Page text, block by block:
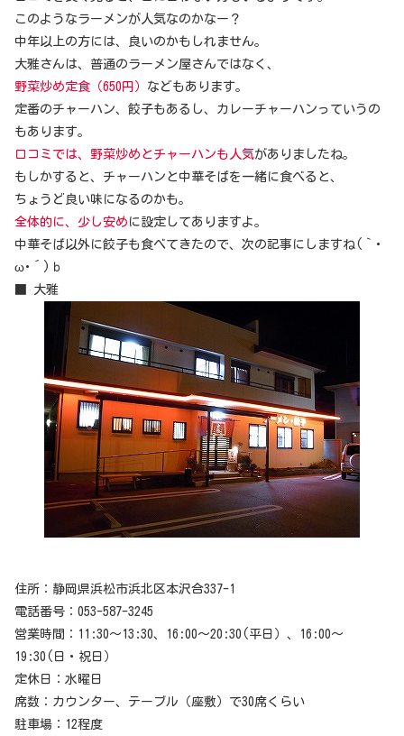
このようなラーメンが人気なのかなー？
中年以上の方には、良いのかもしれません。
大雅さんは、普通のラーメン屋さんではなく、
野菜炒め定食（650円） などもあります。
定番のチャーハン、餃子もあるし、カレーチャーハンっていうの
もあります。
口コミでは、野菜炒めとチャーハンも人気がありましたね。
もしかすると、チャーハンと中華そばを一緒に食べると、
ちょうど良い味になるのかも。
全体的に、少し安め に設定してありますよ。
中華そば以外に餃子も食べてきたので、次の記事にしますね(｀･
ω･´)ｂ
■ 大雅
住所：静岡県浜松市浜北区本沢合337-1
電話番号：053-587-3245
営業時間：11:30～13:30、16:00～20:30(平日）、16:00～
19:30(日・祝日）
定休日：水曜日
席数：カウンター、テーブル（座敷）で30席くらい
駐車場：12程度